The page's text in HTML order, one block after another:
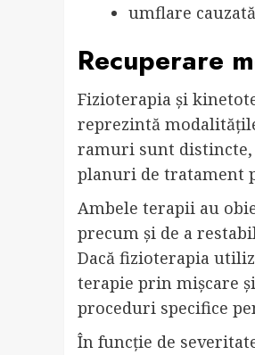
umflare
Recuperare
Fizioterapia și
reprezintă
ramuri sunt distincte,
planuri de tratament
Ambele terapii au
precum și de a
Dacă fizioterapia
terapie prin mișcare
proceduri specifice
În funcție de